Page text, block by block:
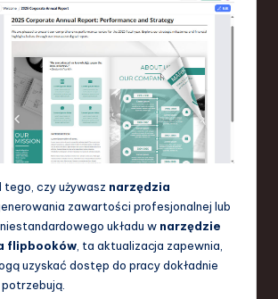
tego, czy używasz narzędzia
zawartości profesjonalnej lub
układu w narzędzie
flipbooków , ta aktualizacja zapewnia,
uzyskać dostęp do pracy dokładnie